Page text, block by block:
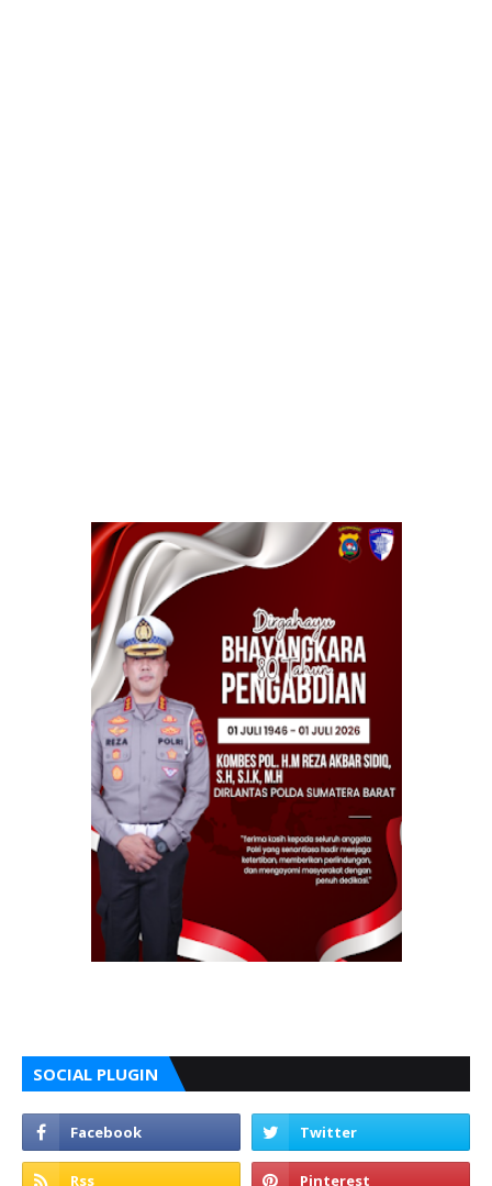
SOCIAL PLUGIN